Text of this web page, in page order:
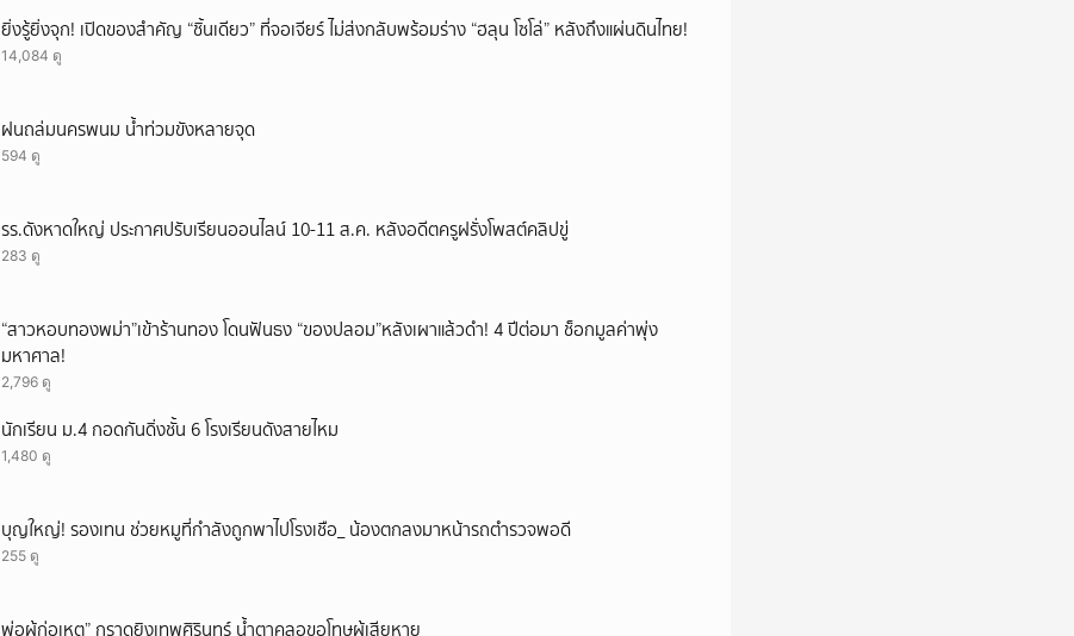
ยิ่งรู้ยิ่งจุก! เปิดของสำคัญ “ชิ้นเดียว” ที่จอเจียร์ ไม่ส่งกลับพร้อมร่าง “ฮลุน โซโล่” หลังถึงแผ่นดินไทย!
14,084 ดู
ฝนถล่มนครพนม น้ำท่วมขังหลายจุด
594 ดู
รร.ดังหาดใหญ่ ประกาศปรับเรียนออนไลน์ 10-11 ส.ค. หลังอดีตครูฝรั่งโพสต์คลิปขู่
283 ดู
“สาวหอบทองพม่า”เข้าร้านทอง โดนฟันธง “ของปลอม”หลังเผาแล้วดำ! 4 ปีต่อมา ช็อกมูลค่าพุ่ง
มหาศาล!
2,796 ดู
นักเรียน ม.4 กอดกันดิ่งชั้น 6 โรงเรียนดังสายไหม
1,480 ดู
บุญใหญ่! รองเทน ช่วยหมูที่กำลังถูกพาไปโรงเชือ_ น้องตกลงมาหน้ารถตำรวจพอดี
255 ดู
พ่อผู้ก่อเหตุ” กราดยิงเทพศิรินทร์ น้ำตาคลอขอโทษผู้เสียหาย
ยกเลิก